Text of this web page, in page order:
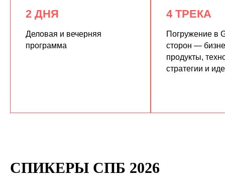
2 ДНЯ
Деловая и вечерняя
программа
4 ТРЕКА
Погружение в
сторон —
продукты,
стратегии и
СПИКЕРЫ СПБ 2026